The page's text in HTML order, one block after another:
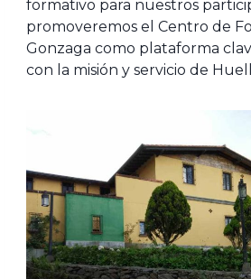
formativo para nuestros
promoveremos el Centro de
Gonzaga como plataforma
con la misión y servicio de